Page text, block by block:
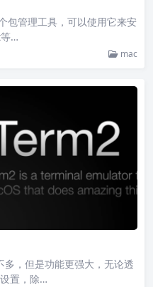
管理工具，可以使用它来安
…
mac
，但是功能更强大，无论透
置，除…